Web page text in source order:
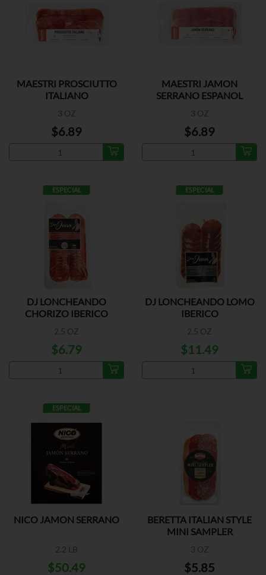
MAESTRI PROSCIUTTO
ITALIANO
3 OZ
$6.89
MAESTRI JAMON
SERRANO ESPANOL
3 OZ
$6.89
ESPECIAL
DJ LONCHEANDO
CHORIZO IBERICO
2.5 OZ
$6.79
ESPECIAL
DJ LONCHEANDO LOMO
IBERICO
2.5 OZ
$11.49
ESPECIAL
NICO JAMON SERRANO
2.2 LB
$50.49
BERETTA ITALIAN STYLE
MINI SAMPLER
3 OZ
$5.85